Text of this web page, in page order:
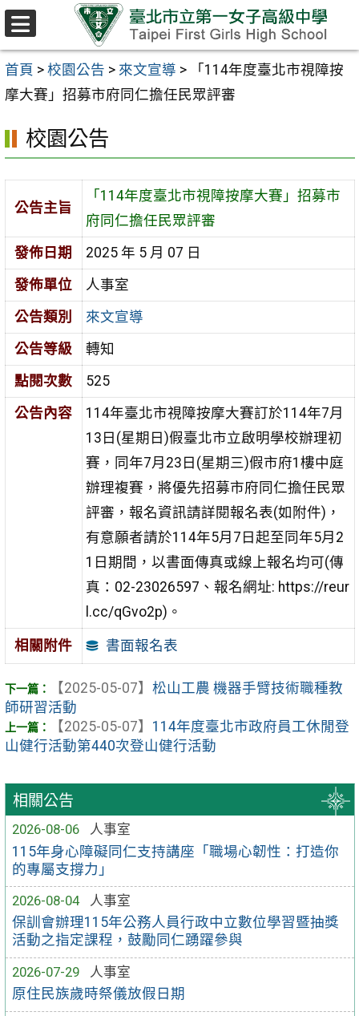
跳至主要內容區
首頁 > 校園公告 > 來文宣導 >
「114年度臺北市視障按
摩大賽」招募市府同仁擔任民眾評審
相關公告
2026-08-06
人事室
115年身心障礙同仁支持講座「職場心韌性：打造你
的專屬支撐力」
2026-08-04
人事室
保訓會辦理115年公務人員行政中立數位學習暨抽獎
活動之指定課程，鼓勵同仁踴躍參與
2026-07-29
人事室
原住民族歲時祭儀放假日期
校園公告
公告主旨
「114年度臺北市視障按摩大賽」招募市
府同仁擔任民眾評審
發佈日期
2025 年 5 月 07 日
發佈單位
人事室
公告類別
來文宣導
公告等級
轉知
點閱次數
525
公告內容
114年臺北市視障按摩大賽訂於114年7月
13日(星期日)假臺北市立啟明學校辦理初
賽，同年7月23日(星期三)假市府1樓中庭
辦理複賽，將優先招募市府同仁擔任民眾
評審，報名資訊請詳閱報名表(如附件)，
有意願者請於114年5月7日起至同年5月2
1日期間，以書面傳真或線上報名均可(傳
真：02-23026597、報名網址: https://reur
l.cc/qGvo2p)。
相關附件 書面報名表
【2025-05-07】 松山工農 機器手臂技術職種教
師研習活動
【2025-05-07】 114年度臺北市政府員工休閒登
山健行活動第440次登山健行活動
選
單